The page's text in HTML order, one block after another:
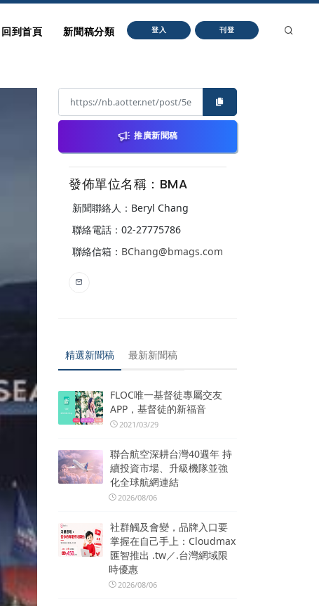
回到首頁 新聞稿分類 登入 刊登
推廣新聞稿
發佈單位名稱：BMA
新聞聯絡人：Beryl Chang
聯絡電話：02-27775786
聯絡信箱： BChang@bmags.com
精選新聞稿 最新新聞稿
FLOC唯一基督徒專屬交友
APP，基督徒的新福音
2021/03/29
聯合航空深耕台灣40週年 持
續投資市場、升級機隊並強
化全球航網連結
2026/08/06
社群觸及會變，品牌入口要
掌握在自己手上：Cloudmax
匯智推出 .tw／.台灣網域限
時優惠
2026/08/06